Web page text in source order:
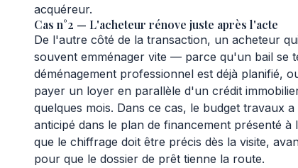
acquéreur.
Cas n°2 — L'acheteur rénove juste après l'acte
De l'autre côté de la transaction, un acheteur
souvent emménager vite — parce qu'un bail se
déménagement professionnel est déjà planifié,
payer un loyer en parallèle d'un crédit
quelques mois. Dans ce cas, le budget travaux
anticipé dans le plan de financement présenté à
que le chiffrage doit être précis dès la visite,
pour que le dossier de prêt tienne la route.